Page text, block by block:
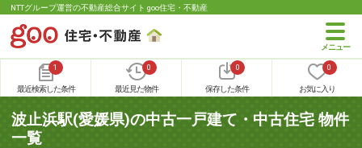
NTTグループ運営の不動産総合サイト goo住宅・不動産
1
最近検索した条件
0
最近見た物件
0
保存した条件
0
お気に入り
波止浜駅(愛媛県)の中古一戸建て・中古住宅 物件
一覧